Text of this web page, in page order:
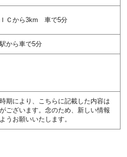
Ｃから3km 車で5分
から車で5分
期により、こちらに記載した内容は
ございます。念のため、新しい情報
うお願いいたします。